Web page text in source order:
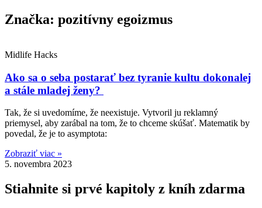
Značka: pozitívny egoizmus
Midlife Hacks
Ako sa o seba postarať bez tyranie kultu dokonalej
a stále mladej ženy?
Tak, že si uvedomíme, že neexistuje. Vytvoril ju reklamný
priemysel, aby zarábal na tom, že to chceme skúšať. Matematik by
povedal, že je to asymptota:
Zobraziť viac »
5. novembra 2023
Stiahnite si prvé kapitoly z kníh zdarma